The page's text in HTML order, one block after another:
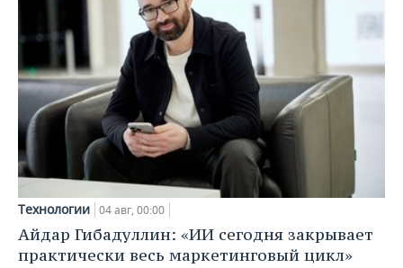
Технологии 04 авг, 00:00
Айдар Гибадуллин: «ИИ сегодня закрывает
практически весь маркетинговый цикл»